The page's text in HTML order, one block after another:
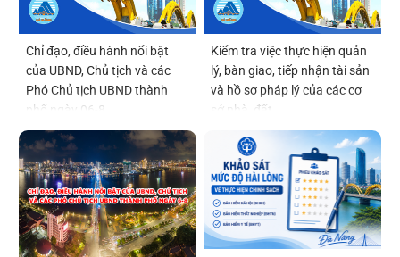
Chỉ đạo, điều hành nổi bật
của UBND, Chủ tịch và các
Phó Chủ tịch UBND thành
phố ngày 06-8
Kiểm tra việc thực hiện quản
lý, bàn giao, tiếp nhận tài sản
và hồ sơ pháp lý của các cơ
sở nhà, đất